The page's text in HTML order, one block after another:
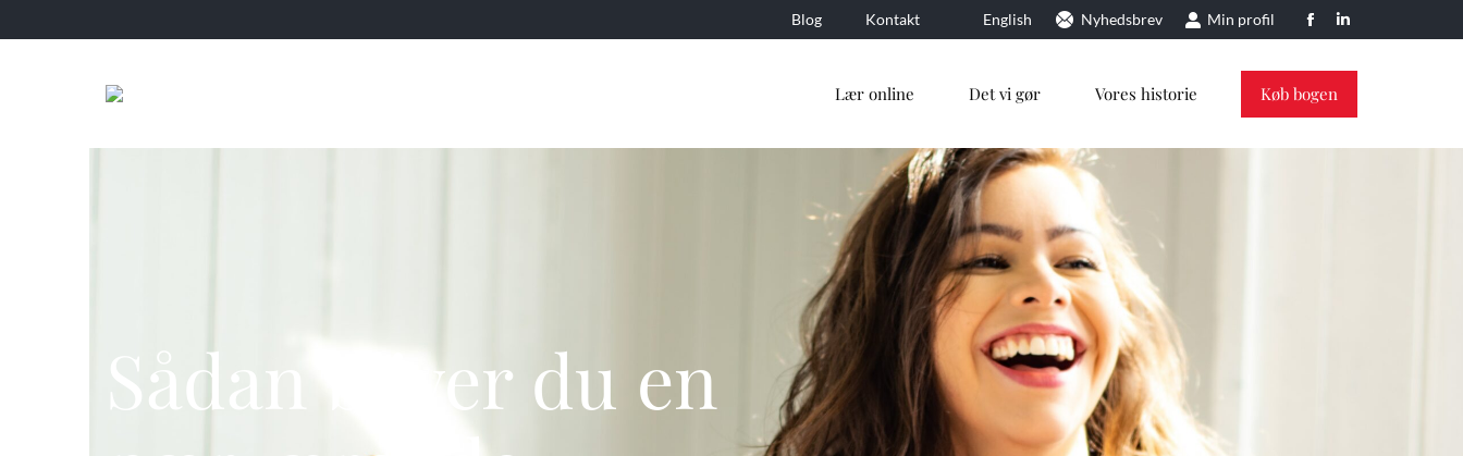
Blog Kontakt English Nyhedsbrev Min profil
Facebook
opens
in
new
Linkedin
in
new
Lær online Det vi gør Vores historie Køb bogen
Sådan bliver du en